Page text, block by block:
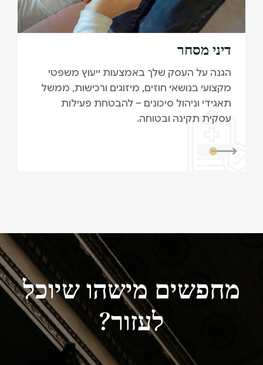
דיני מסחר
הגנה על העסק שלך באמצעות ייעוץ משפטי
מקצועי בנושאי חוזים, מיזוגים ורכישות, ממשל
תאגידי וניהול סיכונים – להבטחת פעילות
עסקית תקינה ובטוחה.
מחפשים מישהו שיוכל
לעזור?